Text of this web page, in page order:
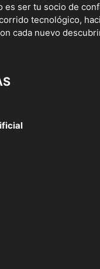
es ser tu socio de
tecnológico,
cada nuevo